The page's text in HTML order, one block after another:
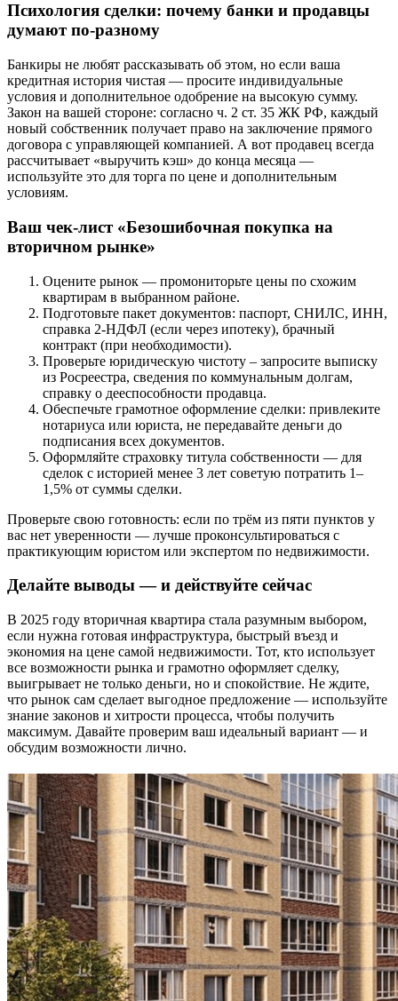
Психология сделки: почему банки и продавцы
думают по-разному
Банкиры не любят рассказывать об этом, но если ваша
кредитная история чистая — просите индивидуальные
условия и дополнительное одобрение на высокую сумму.
Закон на вашей стороне: согласно ч. 2 ст. 35 ЖК РФ, каждый
новый собственник получает право на заключение прямого
договора с управляющей компанией. А вот продавец всегда
рассчитывает «выручить кэш» до конца месяца —
используйте это для торга по цене и дополнительным
условиям.
Ваш чек-лист «Безошибочная покупка на
вторичном рынке»
Оцените рынок — промониторьте цены по схожим
квартирам в выбранном районе.
Подготовьте пакет документов: паспорт, СНИЛС, ИНН,
справка 2-НДФЛ (если через ипотеку), брачный
контракт (при необходимости).
Проверьте юридическую чистоту – запросите выписку
из Росреестра, сведения по коммунальным долгам,
справку о дееспособности продавца.
Обеспечьте грамотное оформление сделки: привлеките
нотариуса или юриста, не передавайте деньги до
подписания всех документов.
Оформляйте страховку титула собственности — для
сделок с историей менее 3 лет советую потратить 1–
1,5% от суммы сделки.
Проверьте свою готовность: если по трём из пяти пунктов у
вас нет уверенности — лучше проконсультироваться с
практикующим юристом или экспертом по недвижимости.
Делайте выводы — и действуйте сейчас
В 2025 году вторичная квартира стала разумным выбором,
если нужна готовая инфраструктура, быстрый въезд и
экономия на цене самой недвижимости. Тот, кто использует
все возможности рынка и грамотно оформляет сделку,
выигрывает не только деньги, но и спокойствие. Не ждите,
что рынок сам сделает выгодное предложение — используйте
знание законов и хитрости процесса, чтобы получить
максимум. Давайте проверим ваш идеальный вариант — и
обсудим возможности лично.